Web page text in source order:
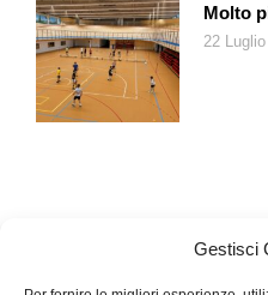
Gestisci
Molto
22